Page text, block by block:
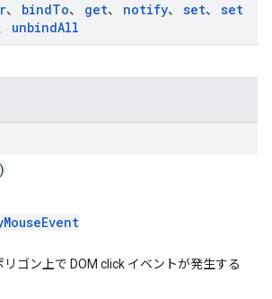
、 bindTo、 get、 notify、 set、 set
unbindAll
ゴン上で DOM click イベントが発生する